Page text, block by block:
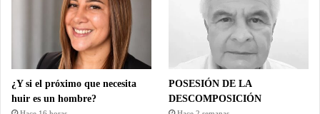
¿Y si el próximo que necesita
huir es un hombre?
POSESIÓN DE LA
DESCOMPOSICIÓN